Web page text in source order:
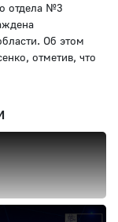
отдела №3
Об этом
отметив, что